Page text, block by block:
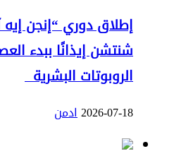
إطلاق دوري “إنجن
شنتشن إيذانًا ببدء
الروبوتات البشرية
2026-07-18ادمن